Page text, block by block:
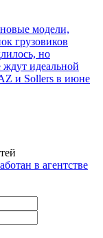
модели,
грузовиков
но
идеальной
и Sollers в июне
в агентстве